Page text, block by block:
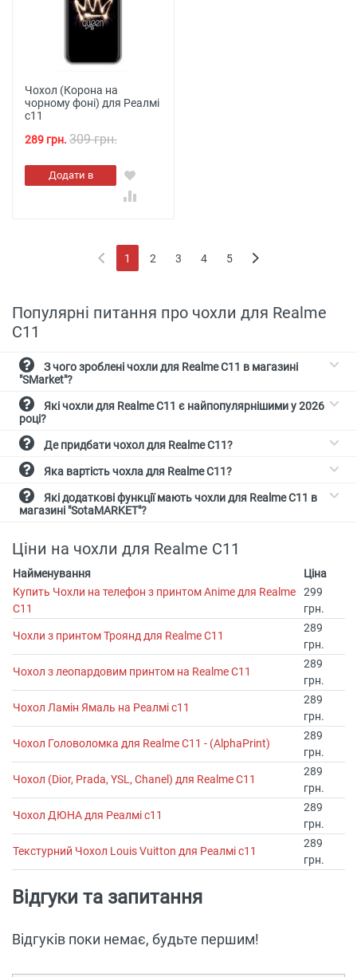
Чохол (Корона на
чорному фоні) для Реалмі
с11
289 грн. 309 грн.
Додати в
кошик
1
(current)
2 3 4 5
Популярні питання про чохли для Realme
C11
"SMarket"?
році?
Де придбати чохол для Realme C11?
Яка вартість чохла для Realme C11?
магазині "SotaMARKET"?
Ціни на чохли для Realme C11
Найменування
Ціна
Купить Чохли на телефон з принтом Anime для Realme
C11
299
грн.
Чохли з принтом Троянд для Realme C11
289
грн.
Чохол з леопардовим принтом на Realme C11
289
грн.
Чохол Ламін Ямаль на Реалмі с11
289
грн.
Чохол Головоломка для Realme C11 - (AlphaPrint)
289
грн.
Чохол (Dior, Prada, YSL, Chanel) для Realme C11
289
грн.
Чохол ДЮНА для Реалмі с11
289
грн.
Текстурний Чохол Louis Vuitton для Реалмі с11
289
грн.
Відгуки та запитання
Відгуків поки немає, будьте першим!